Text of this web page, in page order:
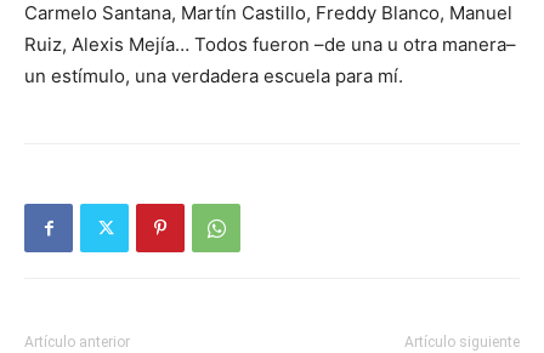
Carmelo Santana, Martín Castillo, Freddy Blanco, Manuel
Ruiz, Alexis Me­jía… Todos fueron –de una u otra manera–
un estímulo, una verdadera escuela para mí.
Artículo anterior Artículo siguiente